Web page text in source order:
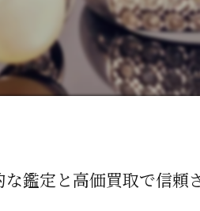
鑑定と高価買取で信頼